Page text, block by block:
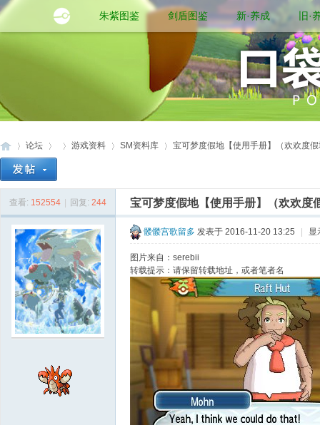
朱紫图鉴 剑盾图鉴 新·养成 旧·
»
论坛
› ›
游戏资料
›
SM资料库
›
宝可梦度假地【使用手册】（欢欢度
查看: 152554 回复: 244 宝可梦度假地【使用手册】（欢欢度
髅髅宫歌留多 发表于 2016-11-20 13:25 | 显
图片来自：serebii
转载提示：请保留转载地址，或者笔者名